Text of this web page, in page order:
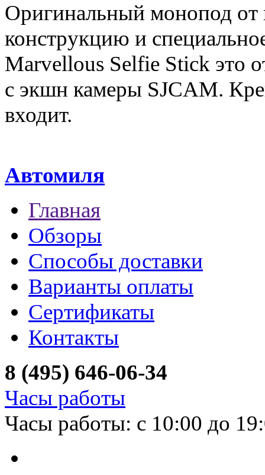
Оригинальный монопод
конструкцию и
Marvellous Selfie Stick это
с экшн камеры SJCAM.
входит.
Автомиля
Главная
Обзоры
Способы доставки
Варианты оплаты
Сертификаты
Контакты
8 (495) 646-06-34
Часы работы
Часы работы: с 10:00 до